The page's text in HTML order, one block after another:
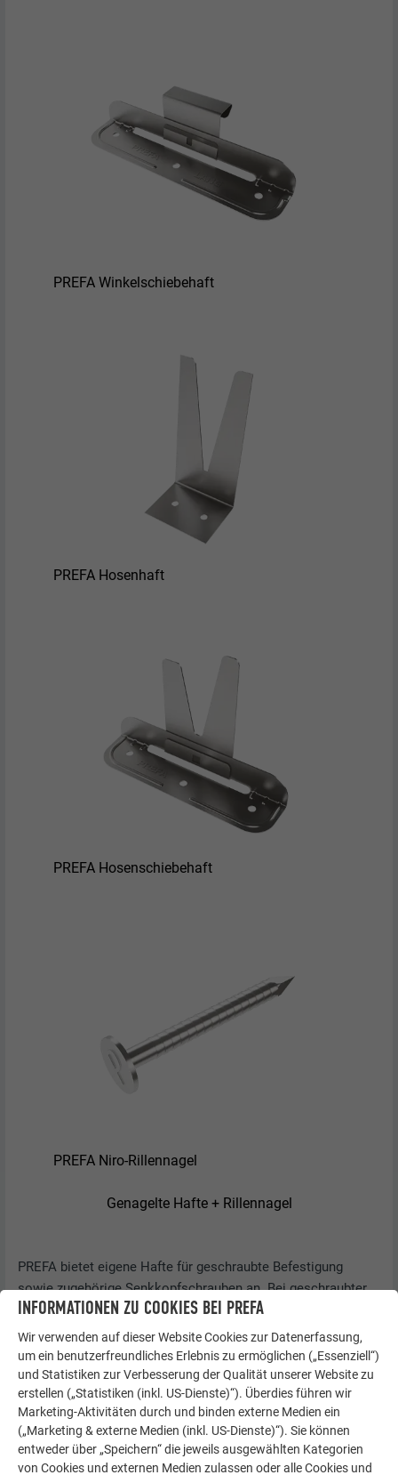
PREFA Winkelschiebehaft
PREFA Hosenhaft
PREFA Hosenschiebehaft
PREFA Niro-Rillennagel
Genagelte Hafte + Rillennagel
PREFA bietet eigene Hafte für geschraubte Befestigung
sowie zugehörige Senkkopfschrauben an. Bei geschraubter
Ausführung sind sowohl bei den Winkelstehfalz- als auch bei
den Winkelschiebehaften 2 Schrauben je Haft zu verwenden.
INFORMATIONEN ZU COOKIES BEI PREFA
Wir verwenden auf dieser Website Cookies zur Datenerfassung,
um ein benutzerfreundliches Erlebnis zu ermöglichen („Essenziell“)
und Statistiken zur Verbesserung der Qualität unserer Website zu
erstellen („Statistiken (inkl. US-Dienste)“). Überdies führen wir
Marketing-Aktivitäten durch und binden externe Medien ein
(„Marketing & externe Medien (inkl. US-Dienste)“). Sie können
entweder über „Speichern“ die jeweils ausgewählten Kategorien
von Cookies und externen Medien zulassen oder alle Cookies und